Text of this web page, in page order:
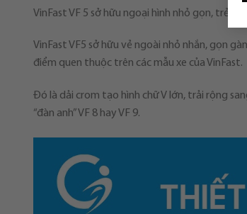
VinFast VF 5 sở hữu ngoại hình nhỏ gọn, trẻ
VinFast VF5 sở hữu vẻ ngoài nhỏ nhắn, gọn
điểm quen thuộc trên các mẫu xe của VinFast.
Đó là dải crom tạo hình chữ V lớn, trải rộng
“đàn anh” VF 8 hay VF 9.